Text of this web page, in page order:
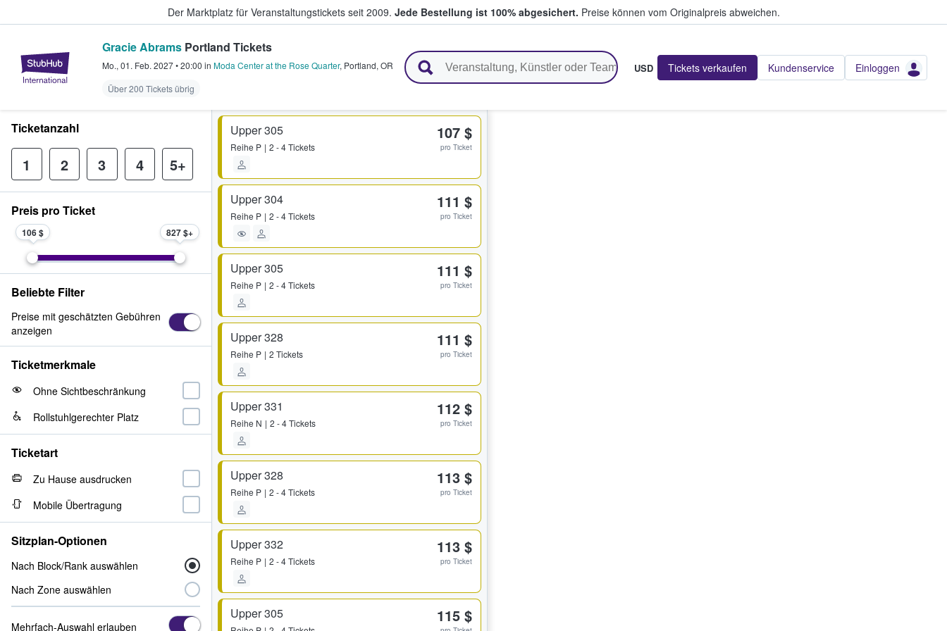
Der Marktplatz für Veranstaltungstickets seit 2009. Jede Bestellung ist 100% abgesichert. Preise können vom Originalpreis abweichen.
StubHub - Wo Fans Tickets kaufen & verkaufen
Gracie Abrams Portland Tickets
Mo., 01. Feb. 2027•20:00 in Moda Center at the Rose Quarter, Portland, OR
Über 200 Tickets übrig
USD Tickets verkaufen Kundenservice Einloggen
Upper 305
Reihe P 2 - 4 Tickets
107 $
pro Ticket
Upper 304
Reihe P 2 - 4 Tickets
111 $
pro Ticket
Upper 305
Reihe P 2 - 4 Tickets
111 $
pro Ticket
Upper 328
Reihe P 2 Tickets
111 $
pro Ticket
Upper 331
Reihe N 2 - 4 Tickets
112 $
pro Ticket
Upper 328
Reihe P 2 - 4 Tickets
113 $
pro Ticket
Upper 332
Reihe P 2 - 4 Tickets
113 $
pro Ticket
Upper 305 115 $
Ticketanzahl
1 2 3 4 5+
Preis pro Ticket
106 $ 827 $
Beliebte Filter
Preise mit geschätzten Gebühren
anzeigen
Ticketmerkmale
Ohne Sichtbeschränkung
Rollstuhlgerechter Platz
Ticketart
Zu Hause ausdrucken
Mobile Übertragung
Sitzplan-Optionen
Nach Block/Rank auswählen
Nach Zone auswählen
Mehrfach-Auswahl erlauben